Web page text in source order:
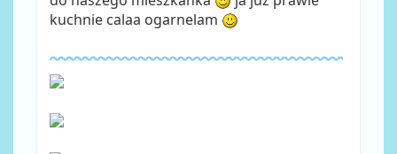
kuchnie calaa ogarnelam